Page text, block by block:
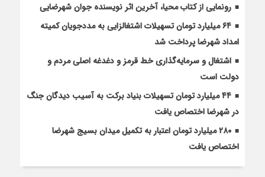
رونمایی از کتاب محیا، آخرین اثر نویسنده جوان شهرضایی
۶۴ میلیارد تومان تسهیلات اشتغالزایی به مددجویان کمیته
امداد شهرضا پرداخت شد
اشتغال و سرمایه‌گذاری خط قرمز و دغدغه اصلی مردم و
دولت است
۴۴ میلیارد تومان تسهیلات بنیاد برکت به آسیب دیدگان جنگ
در شهرضا اختصاص یافت
۲۸۰ میلیارد تومان اعتبار به تکمیل میدان بسیج شهرضا
اختصاص یافت